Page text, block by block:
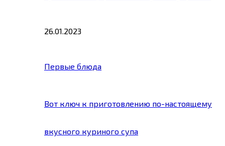
26.01.2023
Первые блюда
Вот ключ к приготовлению по-настоящему
вкусного куриного супа